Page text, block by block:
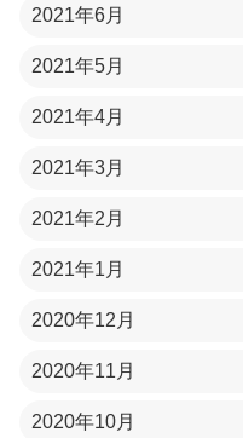
2021年6月
2021年5月
2021年4月
2021年3月
2021年2月
2021年1月
2020年12月
2020年11月
2020年10月